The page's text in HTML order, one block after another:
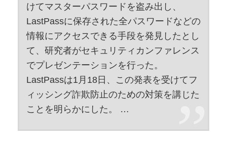
けてマスターパスワードを盗み出し、
LastPassに保存された全パスワードなどの
情報にアクセスできる手段を発見したとし
て、研究者がセキュリティカンファレンス
でプレゼンテーションを行った。
LastPassは1月18日、この発表を受けてフ
ィッシング詐欺防止のための対策を講じた
ことを明らかにした。 …